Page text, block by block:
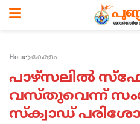
Home കേരളം
പാഴ്സലില്‍
വസ്തുവെന്ന്
സ്ക്വാഡ്